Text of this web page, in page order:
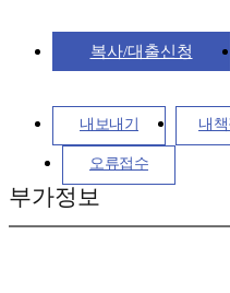
복사/대출신청
내보내기 내
오류접수
부가정보